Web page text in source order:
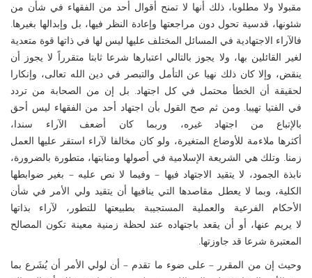
مقبولا ولا مطلوبا، ذلك أنها لا تمنح أقوال أحد من الفقهاء في شأن من
شئونها، قدسية تحول دون مراجعتها وإعادة النظر فيها، بل وإبدالها بغيرها.
فالآراء الاجتهادية في المسائل المختلف عليها ليس لها في ذاتها قوة متعدية
لغير القائلين بها، ولا يجوز بالتالي اعتبارها شرعا ثابتا متقرراً لا يجوز أن
ينقض، وإلا كان ذلك نهيا عن التأمل والتبصر في دين الله تعالى، وإنكارا
لحقيقة أن الخطأ محتمل في كل اجتهاد. بل إن من الصحابة من تردد
في الفتيا تهيبا. ومن ثم صح القول بأن اجتهاد أحد من الفقهاء ليس أحق
بالإتباع من اجتهاد غيره، وربما كان أضعف الآراء سندا،
أكثرها ملاءمة للأوضاع المتغيرة، ولو كان مخالفا لآراء استقر عليها العمل
زمنا. وتلك هي الشريعة الإسلامية في أصولها ومنابتها، متطورة بالضرورة،
نابذة الجمود، لا يتقيد الاجتهاد فيها – وفيما لا نص عليه – بغير ضوابطها
الكلية، وبما لا يعطل مقاصدها التي ينافيها أن يتقيد ولي الأمر في شأن
الأحكام الفرعية والعملية المستجيبة بطبيعتها للتطور، لآراء بذاتها
لا يريم عنها، أو أن يقعد باجتهاده عند لحظة زمنية معينة تكون المصالح
المعتبرة شرعا قد جاوزتها.
وحيث إن من المقرر – على ضوء ما تقدم – أن لولي الأمر أن يُشَرع بما